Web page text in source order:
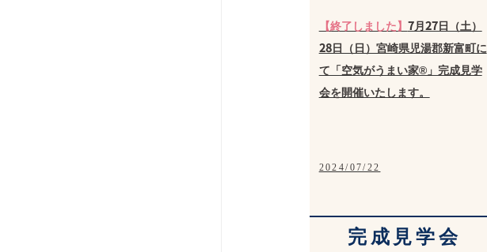
【終了しました】 7月27日（土）
28日（日）宮崎県児湯郡新富町に
て「空気がうまい家®」完成見学
会を開催いたします。
2024/07/22
完成見学会